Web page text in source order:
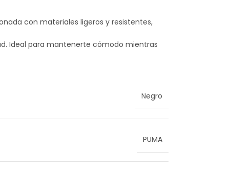
con materiales ligeros y resistentes,
Ideal para mantenerte cómodo mientras
Negro
PUMA